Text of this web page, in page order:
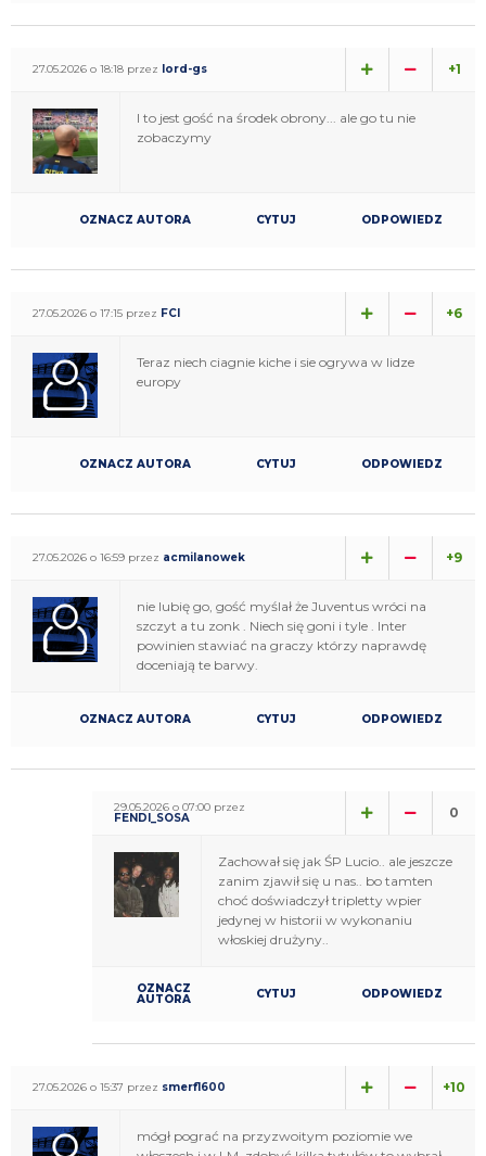
27.05.2026 o 18:18 przez lord-gs +1
I to jest gość na środek obrony... ale go tu nie
zobaczymy
OZNACZ AUTORA CYTUJ ODPOWIEDZ
27.05.2026 o 17:15 przez FCI +6
Teraz niech ciagnie kiche i sie ogrywa w lidze
europy
OZNACZ AUTORA CYTUJ ODPOWIEDZ
27.05.2026 o 16:59 przez acmilanowek +9
nie lubię go, gość myślał że Juventus wróci na
szczyt a tu zonk . Niech się goni i tyle . Inter
powinien stawiać na graczy którzy naprawdę
doceniają te barwy.
OZNACZ AUTORA CYTUJ ODPOWIEDZ
29.05.2026 o 07:00 przez
FENDI_SOSA 0
Zachował się jak ŚP Lucio.. ale jeszcze
zanim zjawił się u nas.. bo tamten
choć doświadczył tripletty wpier
jedynej w historii w wykonaniu
włoskiej drużyny..
OZNACZ
AUTORA CYTUJ ODPOWIEDZ
27.05.2026 o 15:37 przez smerf1600 +10
mógł pograć na przyzwoitym poziomie we